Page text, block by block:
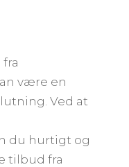
være en
Ved at
du hurtigt og
tilbud fra